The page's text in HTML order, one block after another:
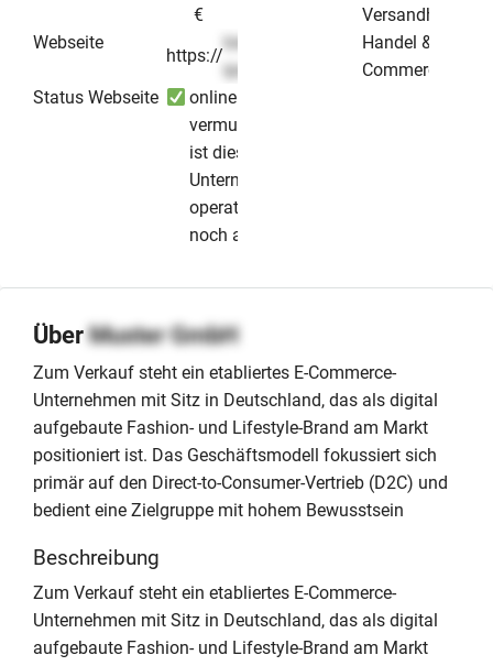
€
Webseite
https://
lorem-
ipsum
Status Webseite
online -
vermutlich
ist dieses
Unternehmen
operativ
noch aktiv
Versandhandel
Handel & E-
Commerce
ÜberMuster GmbH
Zum Verkauf steht ein etabliertes E-Commerce-
Unternehmen mit Sitz in Deutschland, das als digital
aufgebaute Fashion- und Lifestyle-Brand am Markt
positioniert ist. Das Geschäftsmodell fokussiert sich
primär auf den Direct-to-Consumer-Vertrieb (D2C) und
bedient eine Zielgruppe mit hohem Bewusstsein
Beschreibung
Zum Verkauf steht ein etabliertes E-Commerce-
Unternehmen mit Sitz in Deutschland, das als digital
aufgebaute Fashion- und Lifestyle-Brand am Markt